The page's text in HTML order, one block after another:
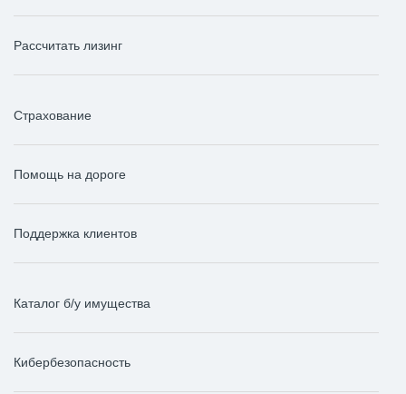
Рассчитать лизинг
Страхование
Помощь на дороге
Поддержка клиентов
Каталог б/у имущества
Кибербезопасность